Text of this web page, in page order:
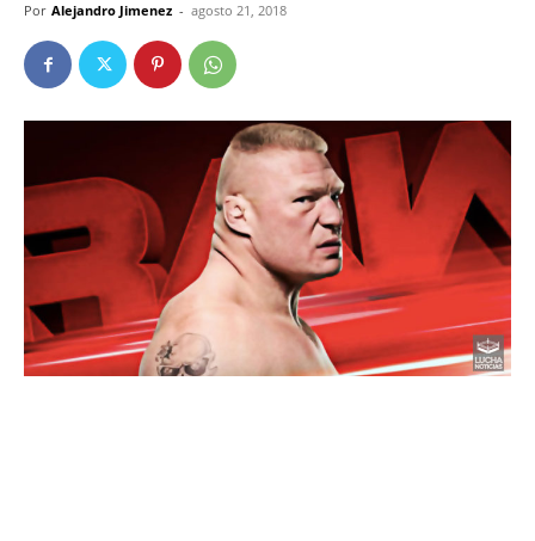
Por Alejandro Jimenez - agosto 21, 2018